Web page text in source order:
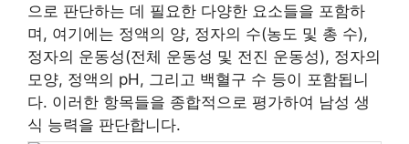
으로 판단하는 데 필요한 다양한 요소들을 포함하
며, 여기에는 정액의 양, 정자의 수(농도 및 총 수),
정자의 운동성(전체 운동성 및 전진 운동성), 정자의
모양, 정액의 pH, 그리고 백혈구 수 등이 포함됩니
다. 이러한 항목들을 종합적으로 평가하여 남성 생
식 능력을 판단합니다.